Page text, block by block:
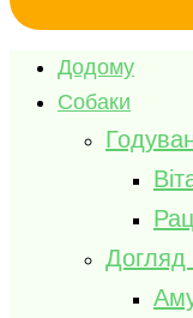
Додому
Собаки
Догляд